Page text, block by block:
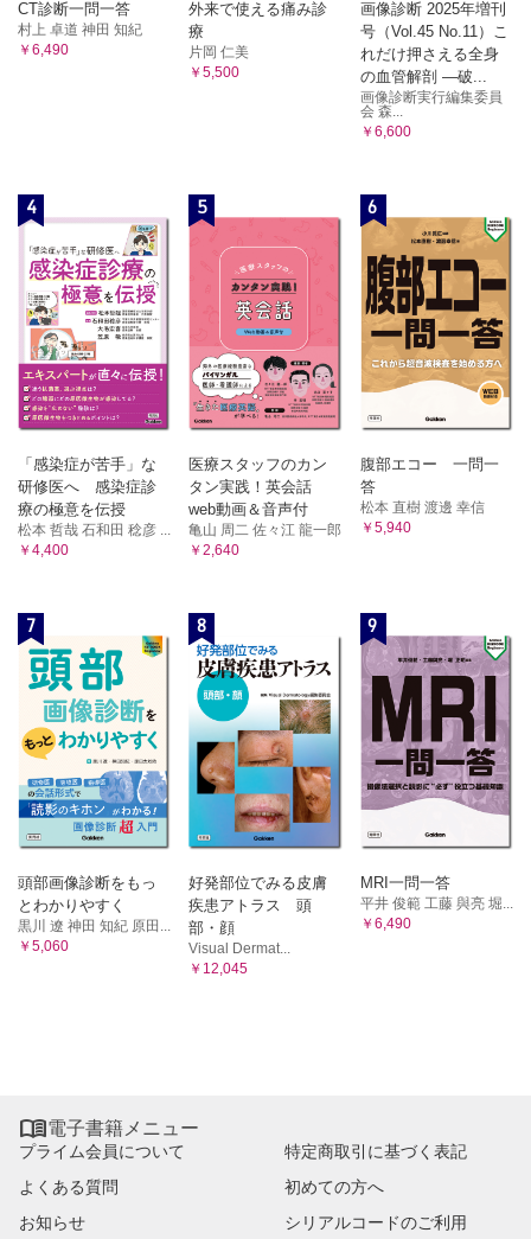
A DNAの合成（複製） B RNAの合成（転写） C 転写単
位 D RNAのプロセシング
A タンパク質の合成（翻訳） B 遺伝暗号 C アミノアシル
tRNA D ポリペプチド鎖合成反応（真核生物） E ポリペ
プチド鎖から機能タンパク質への変換 F タンパク質の分解
A 転写レベルでの調節 B 翻訳レベルでの調節 C クロマチ
ンレベルでの調節
5 DNAの損傷と修復
A 変異原と突然変異 B DNA損傷の種類と修復機構
6 遺伝子病
A 先天性代謝異常症 B その他の遺伝子病
7 栄養素と遺伝子
A 代謝調節と遺伝子発現 B 栄養素による遺伝子発現
8 遺伝子と多型
9 遺伝子工学
A 遺伝子組換え技術 B バイオテクノロジー
[臨床栄養への入門] タンパク質医薬と抗体医薬／ゲノムの個
人差を問う
2 情報伝達の機序と役割
A 神経系の情報伝達 B 内分泌系の情報伝達 C 情報伝達物
質
3 情報伝達物質と細胞応答
A シナプスにおける情報伝達 B 受容体と細胞内情報伝達系
4 ホルモンと生体調節
A 下垂体後葉ホルモンによる代謝調節 B 甲状腺ホルモンに
よる代謝調節 C ホルモンによるカルシウム代謝調節 D 消
化管ホルモンによる消化管機能の調節 E 膵臓ホルモンによ
る血糖調節 F 副腎皮質ホルモンによる生体調節 G 副腎髄
I 脂質代謝の調節 J 松果体ホルモンによる催眠作用 K オー
タコイドによる生体調節 L サイトカインによる生体調節
[臨床栄養への入門] 糖尿病とインスリン療法
第17章 生体防御機構【林 修】
1 免疫機構とその特徴
A 生体防御機構における免疫系の特徴 B 免疫とその器官
A 自己免疫疾患 B 免疫不全症
Column
CT診断一問一答
村上 卓道 神田 知紀
￥6,490
外来で使える痛み診
療
片岡 仁美
￥5,500
画像診断 2025年増刊
号（Vol.45 No.11）こ
れだけ押さえる全身
の血管解剖 ―破...
画像診断実行編集委員
会 森...
￥6,600
4
「感染症が苦手」な
研修医へ 感染症診
療の極意を伝授
松本 哲哉 石和田 稔彦 ...
￥4,400
5
医療スタッフのカン
タン実践！英会話
web動画＆音声付
亀山 周二 佐々江 龍一郎
￥2,640
6
腹部エコー 一問一
答
松本 直樹 渡邊 幸信
￥5,940
7
頭部画像診断をもっ
とわかりやすく
黒川 遼 神田 知紀 原田...
￥5,060
8
好発部位でみる皮膚
疾患アトラス 頭
部・顔
Visual Dermat...
￥12,045
9
MRI一問一答
平井 俊範 工藤 與亮 堀...
￥6,490
電子書籍メニュー
プライム会員について
特定商取引に基づく表記
よくある質問
初めての方へ
お知らせ
シリアルコードのご利用